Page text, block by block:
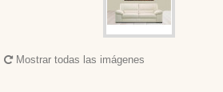
Mostrar todas las imágenes